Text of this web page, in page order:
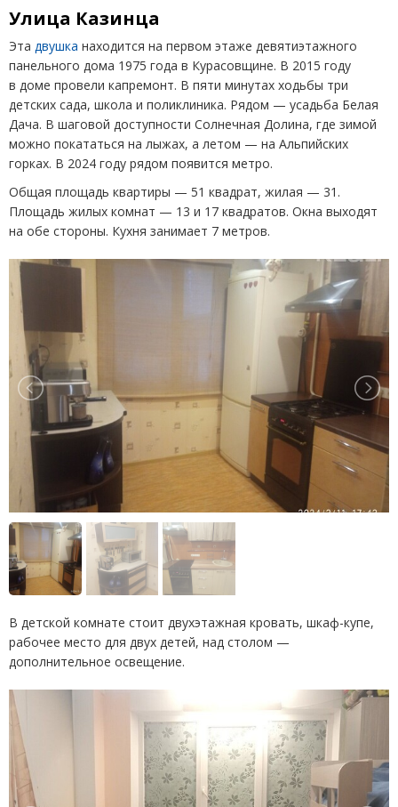
Улица Казинца
Эта двушка находится на первом этаже девятиэтажного
панельного дома 1975 года в Курасовщине. В 2015 году
в доме провели капремонт. В пяти минутах ходьбы три
детских сада, школа и поликлиника. Рядом — усадьба Белая
Дача. В шаговой доступности Солнечная Долина, где зимой
можно покататься на лыжах, а летом — на Альпийских
горках. В 2024 году рядом появится метро.
Общая площадь квартиры — 51 квадрат, жилая — 31.
Площадь жилых комнат — 13 и 17 квадратов. Окна выходят
на обе стороны. Кухня занимает 7 метров.
В детской комнате стоит двухэтажная кровать, шкаф-купе,
рабочее место для двух детей, над столом —
дополнительное освещение.